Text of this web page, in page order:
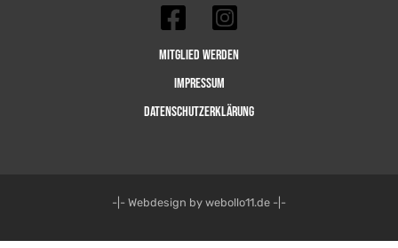
Mitglied werden
Impressum
Datenschutzerklärung
-|- Webdesign by webollo11.de -|-